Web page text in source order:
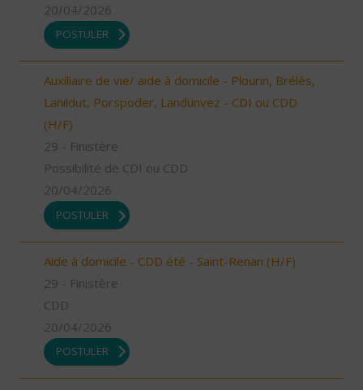
20/04/2026
POSTULER
Auxiliaire de vie/ aide à domicile - Plourin, Brélès,
Lanildut, Porspoder, Landunvez - CDI ou CDD
(H/F)
29 - Finistère
Possibilité de CDI ou CDD
20/04/2026
POSTULER
Aide à domicile - CDD été - Saint-Renan (H/F)
29 - Finistère
CDD
20/04/2026
POSTULER